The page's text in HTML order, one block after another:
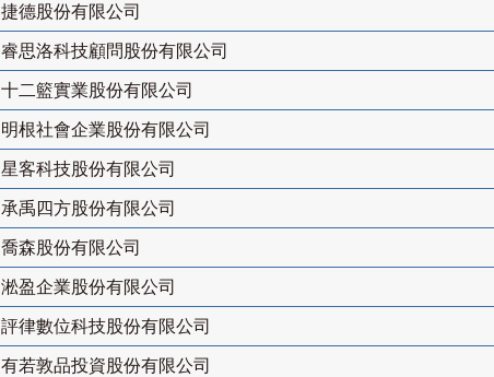
捷德股份有限公司
睿思洛科技顧問股份有限公司
十二籃實業股份有限公司
明根社會企業股份有限公司
星客科技股份有限公司
承禹四方股份有限公司
喬森股份有限公司
淞盈企業股份有限公司
評律數位科技股份有限公司
有若敦品投資股份有限公司